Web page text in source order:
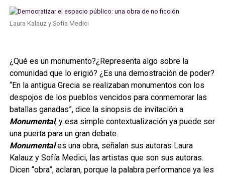
Laura Kalauz y Sofía Medici
¿Qué es un monumento?¿Representa algo sobre la
comunidad que lo erigió? ¿Es una demostración de poder?
“En la antigua Grecia se realizaban monumentos con los
despojos de los pueblos vencidos para conmemorar las
batallas ganadas”, dice la sinopsis de invitación a
Monumental, y esa simple contextualización ya puede ser
una puerta para un gran debate.
Monumentales una obra, señalan sus autoras Laura
Kalauz y Sofía Medici, las artistas que son sus autoras.
Dicen “obra”, aclaran, porque la palabra performance ya les